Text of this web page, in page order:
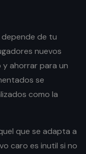
depende de tu
nuevos
y ahorrar para un
se
como la
que se adapta a
caro es inutil si no